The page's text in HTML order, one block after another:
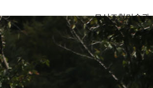
모산조형미술관
Mosan Art Museum